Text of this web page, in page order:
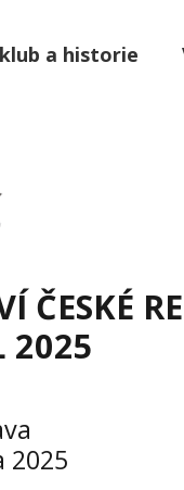
a historie
ČESKÉ
2025
2025